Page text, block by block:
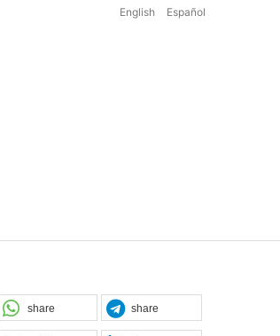
English Español
share share